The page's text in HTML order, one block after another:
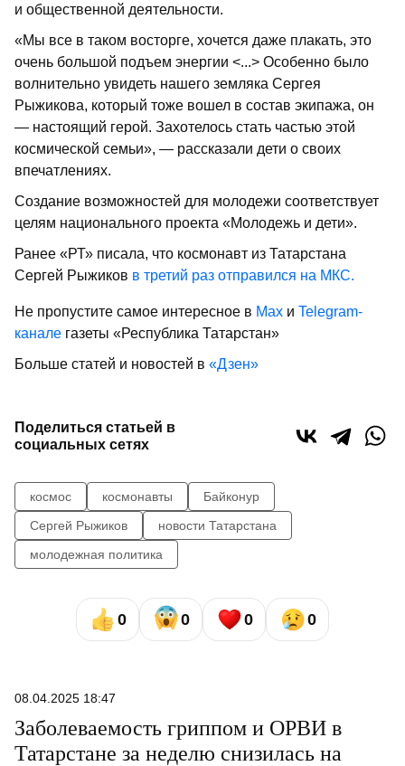
и общественной деятельности.
«Мы все в таком восторге, хочется даже плакать, это
очень большой подъем энергии <...> Особенно было
волнительно увидеть нашего земляка Сергея
Рыжикова, который тоже вошел в состав экипажа, он
— настоящий герой. Захотелось стать частью этой
космической семьи», — рассказали дети о своих
впечатлениях.
Создание возможностей для молодежи соответствует
целям национального проекта «Молодежь и дети».
Ранее «РТ» писала, что космонавт из Татарстана
Сергей Рыжиков в третий раз отправился на МКС.
Не пропустите самое интересное в Max и Telegram-
канале газеты «Республика Татарстан»
Больше статей и новостей в «Дзен»
Поделиться статьей в
социальных сетях
космос космонавты
Байконур
Сергей Рыжиков
новости Татарстана
молодежная политика
0 0 0 0
08.04.2025 18:47
Заболеваемость гриппом и ОРВИ в
Татарстане за неделю снизилась на